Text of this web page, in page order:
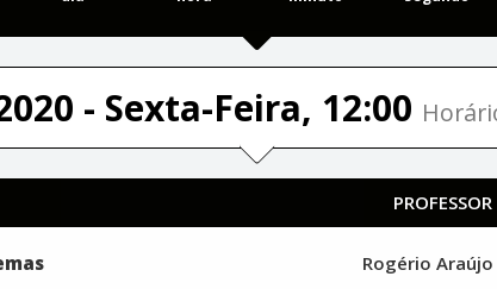
- Sexta-Feira, 12:00
PROFESSOR
Rogério Araújo